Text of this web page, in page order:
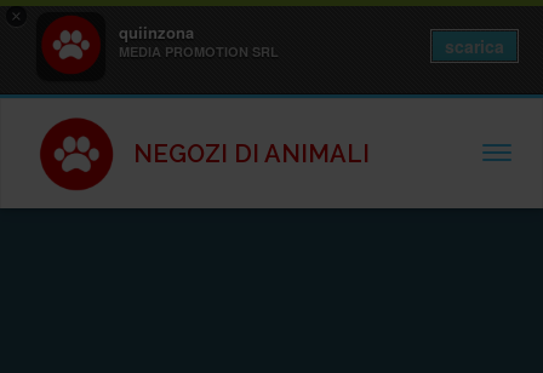
×
quiinzona
MEDIA PROMOTION SRL scarica
NEGOZI DI ANIMALI